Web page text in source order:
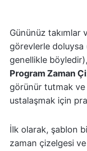
Gününüz takımlar
görevlerle
genellikle böyledir),
Program Zaman
görünür tutmak ve
ustalaşmak için
İlk olarak, şablon
zaman çizelgesi